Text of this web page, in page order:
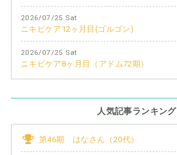
2026/07/25 Sat
ニキビケア12ヶ月目(ゴルゴン)
2026/07/25 Sat
ニキビケア8ヶ月目（アドム72期）
人気記事ランキング
第46期 はなさん（20代）